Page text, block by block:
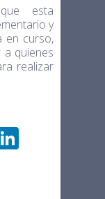
esta
y
en curso,
quienes
realizar